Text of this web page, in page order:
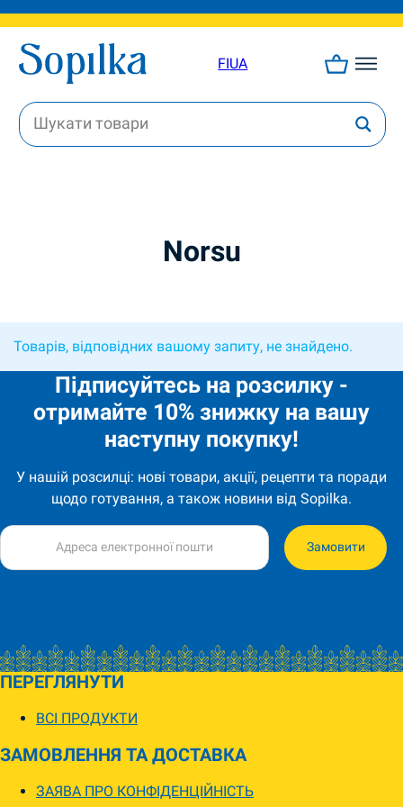
FIUA
Norsu
Товарів, відповідних вашому запиту, не знайдено.
Підписуйтесь на розсилку -
отримайте 10% знижку на вашу
наступну покупку!
У нашій розсилці: нові товари, акції, рецепти та поради
щодо готування, а також новини від Sopilka.
Замовити
ПЕРЕГЛЯНУТИ
ВСІ ПРОДУКТИ
ЗАМОВЛЕННЯ ТА ДОСТАВКА
ЗАЯВА ПРО КОНФІДЕНЦІЙНІСТЬ